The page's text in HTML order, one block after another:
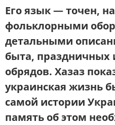
Его язык — точен,
фольклорными
детальными
быта, праздничных
обрядов. Хазаз
украинская жизнь
самой истории
память об этом